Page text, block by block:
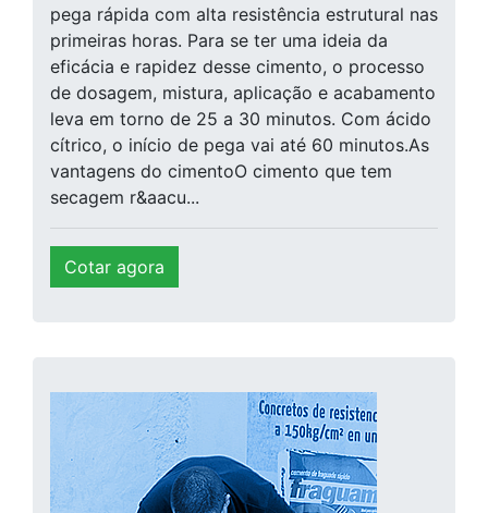
pega rápida com alta resistência estrutural nas
primeiras horas. Para se ter uma ideia da
eficácia e rapidez desse cimento, o processo
de dosagem, mistura, aplicação e acabamento
leva em torno de 25 a 30 minutos. Com ácido
cítrico, o início de pega vai até 60 minutos.As
vantagens do cimentoO cimento que tem
secagem r&aacu...
Cotar agora